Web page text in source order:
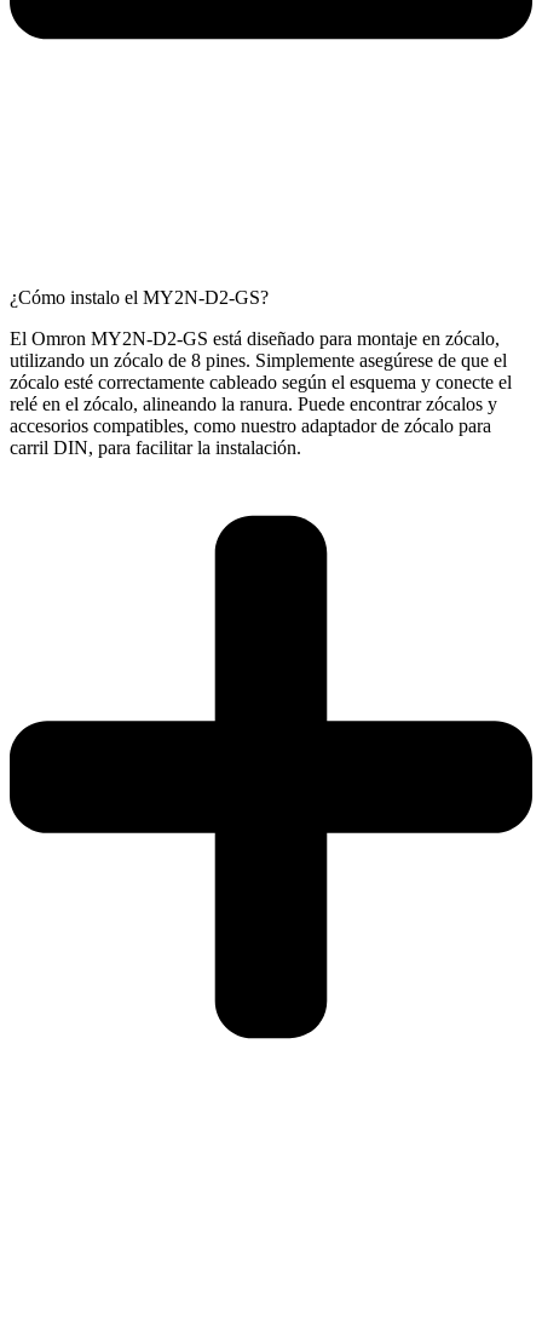
¿Cómo instalo el MY2N-D2-GS?
El Omron MY2N-D2-GS está diseñado para montaje en zócalo,
utilizando un zócalo de 8 pines. Simplemente asegúrese de que el
zócalo esté correctamente cableado según el esquema y conecte el
relé en el zócalo, alineando la ranura. Puede encontrar zócalos y
accesorios compatibles, como nuestro adaptador de zócalo para
carril DIN, para facilitar la instalación.